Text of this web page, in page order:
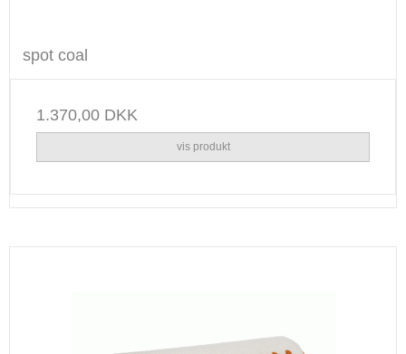
spot coal
1.370,00 DKK
vis produkt